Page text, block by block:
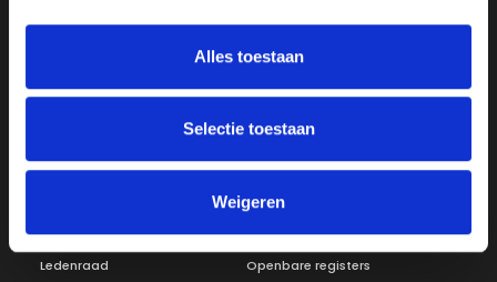
Alles toestaan
Selectie toestaan
Weigeren
Steunbetuigingen
Bestuur
Ledenraad
Redactiestatuut
Openbare registers